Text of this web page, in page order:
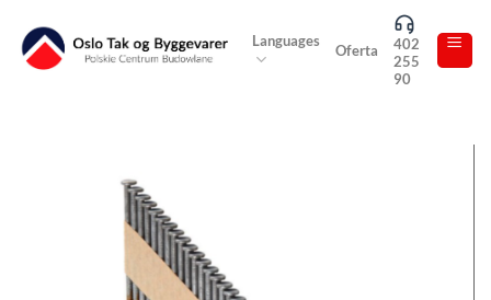
content
Languages
Oferta
402
255
90